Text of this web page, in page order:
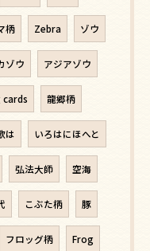
柄 Zebra ゾウ
ゾウ アジアゾウ
cards 龍郷柄
は いろはにほへと
弘法大師 空海
こぶた柄 豚
フロッグ柄 Frog